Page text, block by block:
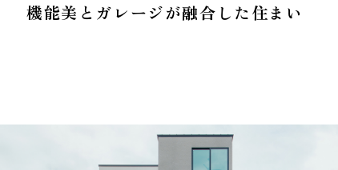
機能美とガレージが融合した住まい